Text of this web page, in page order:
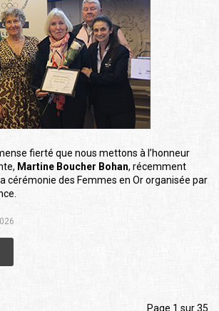
fierté que nous mettons à l’honneur
Martine Boucher Bohan, récemment
cérémonie des Femmes en Or organisée par
Page 1 sur 35